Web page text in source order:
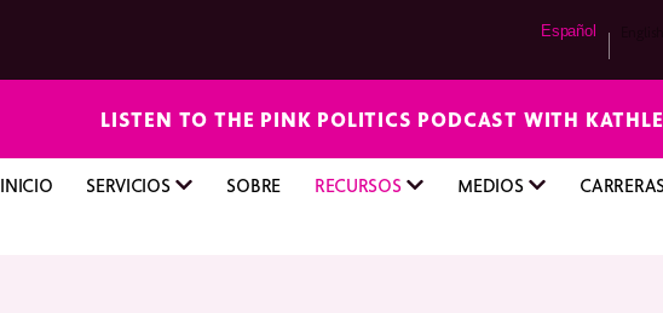
Español
LISTEN TO THE PINK POLITICS PODCAST WITH
INICIO SERVICIOS SOBRE RECURSOS MEDIOS